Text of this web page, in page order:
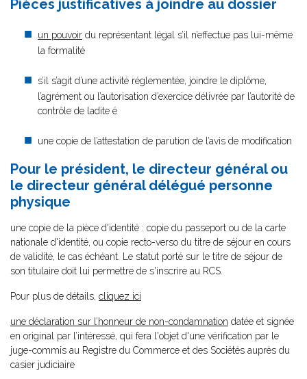
Pièces justificatives à joindre au dossier
un pouvoir du représentant légal s’il n’effectue pas lui-même
la formalité
s’il s’agit d’une activité réglementée, joindre le diplôme,
l’agrément ou l’autorisation d’exercice délivrée par l’autorité de
contrôle de ladite é
une copie de l’attestation de parution de l’avis de modification
Pour le président, le directeur général ou
le directeur général délégué personne
physique
une copie de la pièce d'identité : copie du passeport ou de la carte
nationale d'identité, ou copie recto-verso du titre de séjour en cours
de validité, le cas échéant. Le statut porté sur le titre de séjour de
son titulaire doit lui permettre de s'inscrire au RCS.
Pour plus de détails, cliquez ici
une déclaration sur l’honneur de non-condamnation datée et signée
en original par l’intéressé, qui fera l'objet d'une vérification par le
juge-commis au Registre du Commerce et des Sociétés auprès du
casier judiciaire